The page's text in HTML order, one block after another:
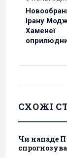
Ірану
Хаменеї
СХОЖІ
Чи нападе